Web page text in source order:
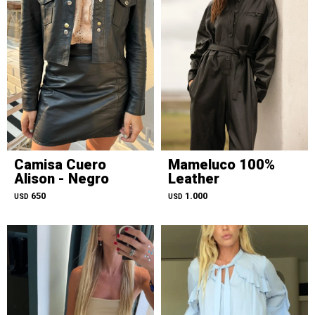
Camisa Cuero
Alison - Negro
USD 650
Mameluco 100%
Leather
USD 1.000